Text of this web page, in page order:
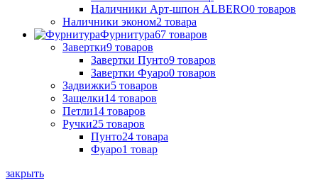
Наличники Арт-шпон ALBERO0 товаров
Наличники эконом2 товара
Фурнитура67 товаров
Завертки9 товаров
Завертки Пунто9 товаров
Завертки Фуаро0 товаров
Задвижки5 товаров
Защелки14 товаров
Петли14 товаров
Ручки25 товаров
Пунто24 товара
Фуаро1 товар
закрыть